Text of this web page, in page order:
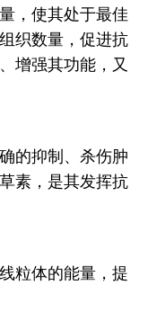
，使其处于最佳
织数量，促进抗
增强其功能，又
的抑制、杀伤肿
素，是其发挥抗
粒体的能量，提